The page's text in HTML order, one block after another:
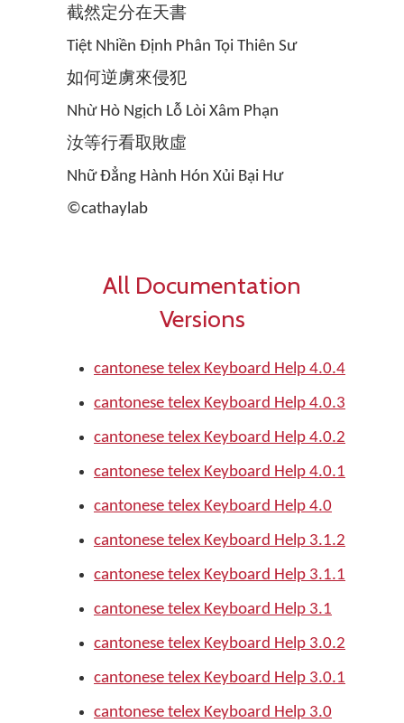
截然定分在天書
Tiệt Nhiền Định Phân Tọi Thiên Sư
如何逆虜來侵犯
Nhừ Hò Ngịch Lỗ Lòi Xâm Phạn
汝等行看取敗虛
Nhữ Đẳng Hành Hón Xủi Bại Hư
©cathaylab
All Documentation
Versions
cantonese telex Keyboard Help 4.0.4
cantonese telex Keyboard Help 4.0.3
cantonese telex Keyboard Help 4.0.2
cantonese telex Keyboard Help 4.0.1
cantonese telex Keyboard Help 4.0
cantonese telex Keyboard Help 3.1.2
cantonese telex Keyboard Help 3.1.1
cantonese telex Keyboard Help 3.1
cantonese telex Keyboard Help 3.0.2
cantonese telex Keyboard Help 3.0.1
cantonese telex Keyboard Help 3.0